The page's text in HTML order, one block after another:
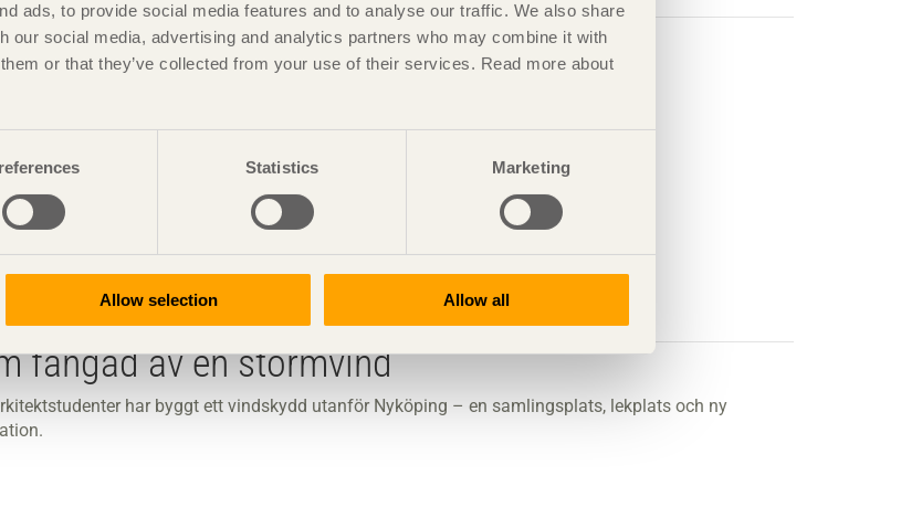
ads, to provide social media features and to analyse our traffic. We also share
our social media, advertising and analytics partners who may combine it with
or that they’ve collected from your use of their services. Read more about
Statistics Marketing
Allow selection Allow all
nya station har tagit plats som ett samtida kustlandmärke.
fångad av en stormvind
har byggt ett vindskydd utanför Nyköping – en samlingsplats, lekplats och ny